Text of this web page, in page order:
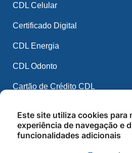
CDL Celular
Certificado Digital
CDL Energia
CDL Odonto
Cartão de Crédito CDL
CDL Mídia
Este site utiliza cookies para
experiência de navegação e
funcionalidades adicionais